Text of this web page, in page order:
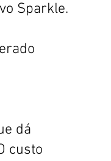
Sparkle.
dá
custo